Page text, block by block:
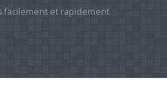
facilement et rapidement